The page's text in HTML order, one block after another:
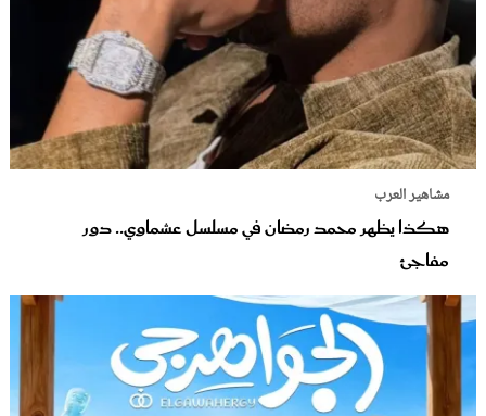
مشاهير العرب
هكذا يظهر محمد رمضان في مسلسل عشماوي.. دور
مفاجئ